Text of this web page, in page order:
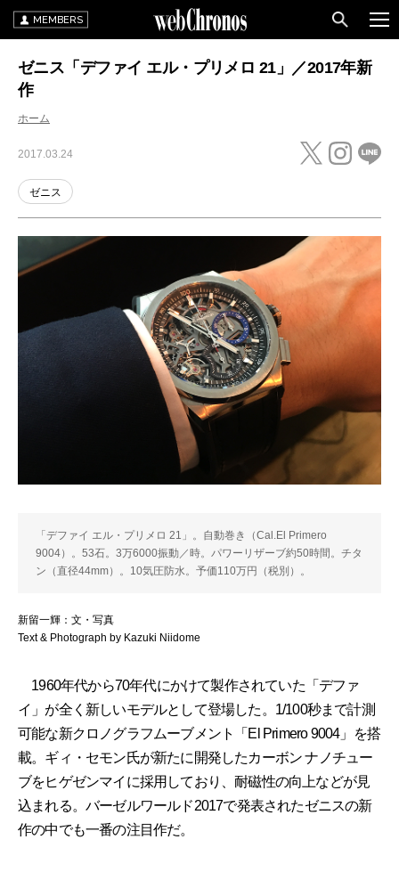
MEMBERS
ゼニス「デファイ エル・プリメロ 21」／2017年新
作
ホーム
2017.03.24
ゼニス
「デファイ エル・プリメロ 21」。自動巻き（Cal.El Primero
9004）。53石。3万6000振動／時。パワーリザーブ約50時間。チタ
ン（直径44mm）。10気圧防水。予価110万円（税別）。
新留一輝：文・写真
Text & Photograph by Kazuki Niidome
1960年代から70年代にかけて製作されていた「デファ
イ」が全く新しいモデルとして登場した。1/100秒まで計測
可能な新クロノグラフムーブメント「El Primero 9004」を搭
載。ギィ・セモン氏が新たに開発したカーボン ナノチュー
ブをヒゲゼンマイに採用しており、耐磁性の向上などが見
込まれる。バーゼルワールド2017で発表されたゼニスの新
作の中でも一番の注目作だ。